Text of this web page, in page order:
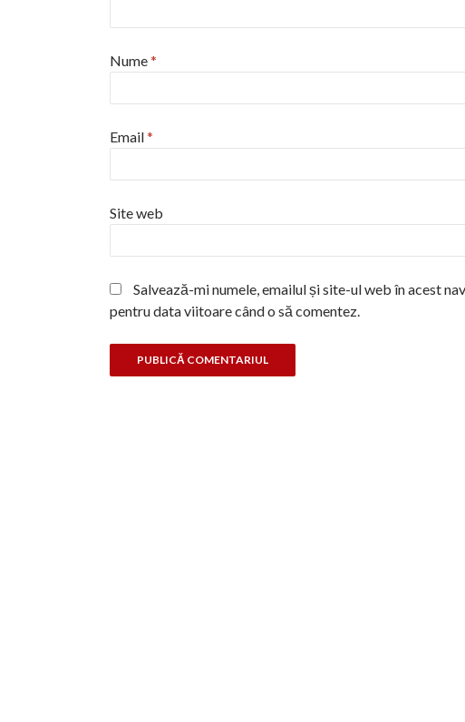
Nume*
Email*
Site web
Salvează-mi numele, emailul și site-ul web în acest
pentru data viitoare când o să comentez.